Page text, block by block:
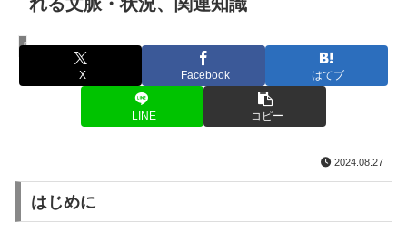
用語解説
X Facebook はてブ
LINE コピー
2024.08.27
はじめに